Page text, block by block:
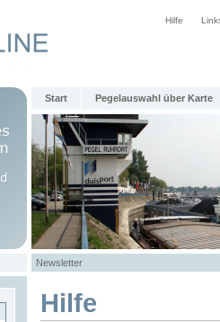
Hilfe
Start Pegelauswahl über Karte
Newsletter
Hilfe